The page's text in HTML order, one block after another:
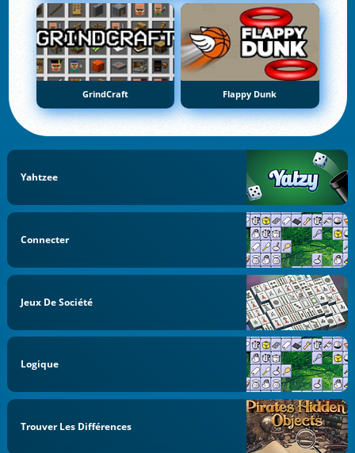
GrindCraft Flappy Dunk
Yahtzee
Connecter
Jeux De Société
Logique
Trouver Les Différences